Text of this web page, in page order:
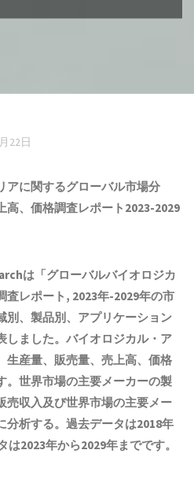
22日
アに関するグローバル市場分
高、価格調査レポート2023-2029
は「グローバルバイオロジカ
査レポート, 2023年-2029年の市
別、製品別、アプリケーション
しました。バイオロジカル・ア
生産量、販売量、売上高、価格
。世界市場の主要メーカーの製
売収入及び世界市場の主要メー
分析する。過去データは2018年
2023年から2029年までです。